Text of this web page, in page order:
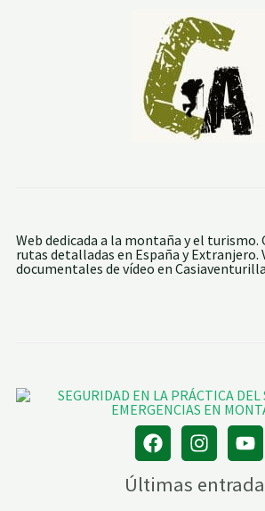
Web dedicada a la montaña y el turismo.
rutas detalladas en España y Extranjero.
documentales de vídeo en
Últimas